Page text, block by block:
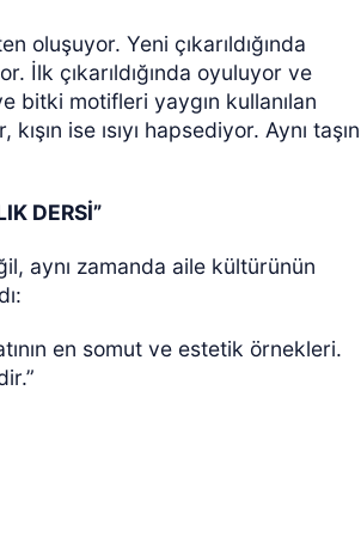
oluşuyor. Yeni çıkarıldığında
İlk çıkarıldığında oyuluyor ve
bitki motifleri yaygın kullanılan
ise ısıyı hapsediyor. Aynı taşın
DERSİ”
aynı zamanda aile kültürünün
en somut ve estetik örnekleri.